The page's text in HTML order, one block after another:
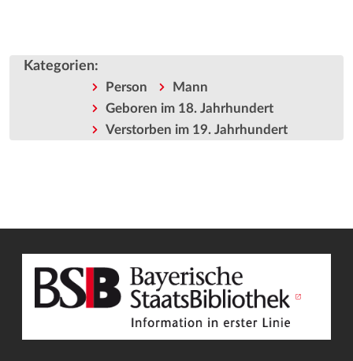
Kategorien:
Person
Mann
Geboren im 18. Jahrhundert
Verstorben im 19. Jahrhundert